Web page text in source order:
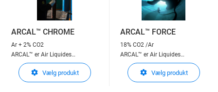
ARCAL™ CHROME
Ar + 2% CO2
ARCAL™ er Air Liquides
beskyttelsesgasser til
lysbuesvejsning
ARCAL™ Chrome : Strålende valg
Vælg produkt
ARCAL™ FORCE
18% CO2 /Ar
ARCAL™ er Air Liquides
beskyttelsesgasser til
lysbuesvejsning
ARCAL™ Force : Effektivt resultat
Vælg produkt